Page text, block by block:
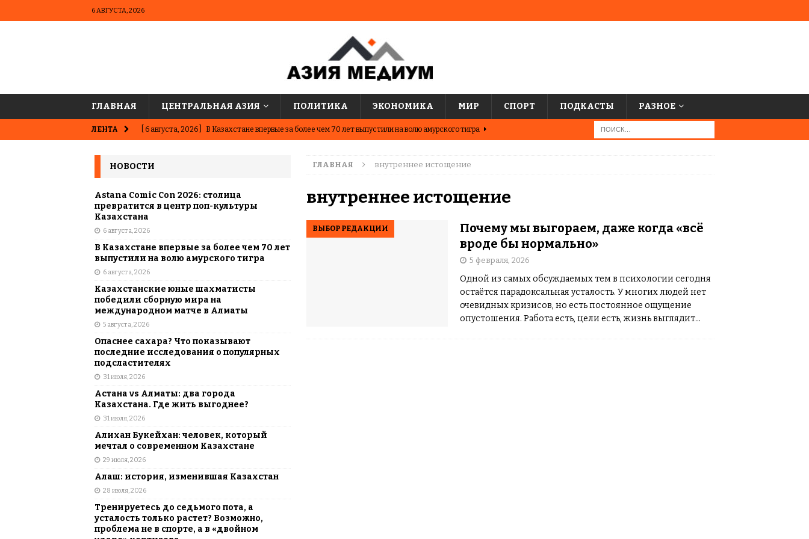
6 АВГУСТА, 2026
ГЛАВНАЯ ЦЕНТРАЛЬНАЯ АЗИЯ ПОЛИТИКА ЭКОНОМИКА МИР СПОРТ ПОДКАСТЫ РАЗНОЕ
ЛЕНТА [ 6 августа, 2026 ] В Казахстане впервые за более чем 70 лет выпустили на волю амурского тигра
[ 5 августа, 2026 ] Казахстанские юные шахматисты победили сборную мира на международном
матче в Алматы
[ 31 июля, 2026 ] Опаснее сахара? Что показывают последние исследования о популярных
подсластителях
[ 31 июля, 2026 ] Астана vs Алматы: два города Казахстана. Где жить выгоднее? ЦЕНТРАЛЬНАЯ
АЗИЯ
[ 6 августа, 2026 ] Astana Comic Con 2026: столица превратится в центр поп-культуры Казахстана
КАЗАХСТАН
ГЛАВНАЯ внутреннее истощение
внутреннее истощение
ВЫБОР РЕДАКЦИИ
Почему мы выгораем, даже когда «всё
вроде бы нормально»
5 февраля, 2026
Одной из самых обсуждаемых тем в психологии сегодня
остаётся парадоксальная усталость. У многих людей нет
очевидных кризисов, но есть постоянное ощущение
опустошения. Работа есть, цели есть, жизнь выглядит
НОВОСТИ
Astana Comic Con 2026: столица
превратится в центр поп-культуры
Казахстана
6 августа, 2026
В Казахстане впервые за более чем 70 лет
выпустили на волю амурского тигра
6 августа, 2026
Казахстанские юные шахматисты
победили сборную мира на
международном матче в Алматы
5 августа, 2026
Опаснее сахара? Что показывают
последние исследования о популярных
подсластителях
31 июля, 2026
Астана vs Алматы: два города
Казахстана. Где жить выгоднее?
31 июля, 2026
Алихан Букейхан: человек, который
мечтал о современном Казахстане
29 июля, 2026
Алаш: история, изменившая Казахстан
28 июля, 2026
Тренируетесь до седьмого пота, а
усталость только растет? Возможно,
проблема не в спорте, а в «двойном